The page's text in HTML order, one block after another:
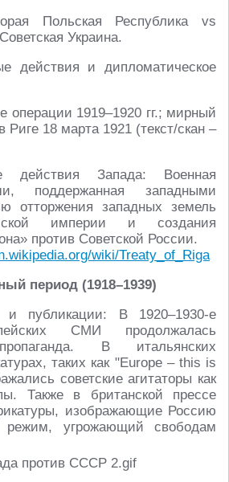
Польская Республика vs
Украина.
действия и дипломатическое
операции 1919–1920 гг.; мирный
Риге 18 марта 1921 (текст/скан –
действия Запада: Военная
поддержанная западными
отторжения западных земель
империи и создания
против Советской России.
wiki/Treaty_of_Riga
период (1918–1939)
и публикации: В 1920–1930-е
СМИ продолжалась
В итальянских
таких как "Europe – this is
советские агитаторы как
Также в британской прессе
изображающие Россию
режим, угрожающий свободам